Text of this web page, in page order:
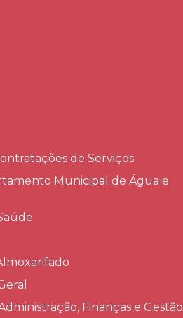
de Serviços​
Municipal de Água e
Finanças e Gestão